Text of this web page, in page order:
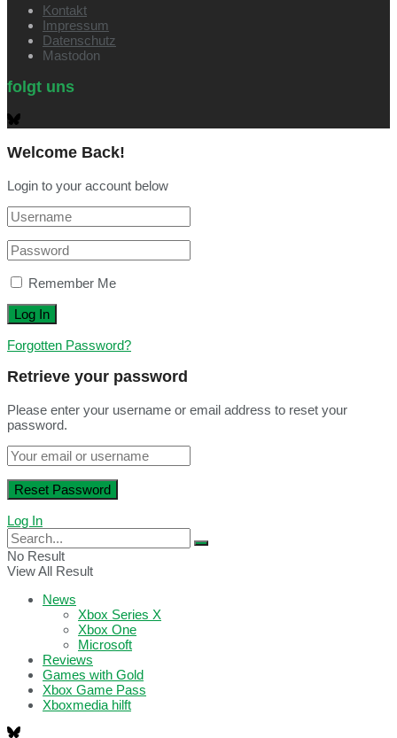
Kontakt
Impressum
Datenschutz
Mastodon
folgt uns
Welcome Back!
Login to your account below
Remember Me
Forgotten Password?
Retrieve your password
Please enter your username or email address to reset your
password.
Log In
No Result
View All Result
News
Xbox Series X
Xbox One
Microsoft
Reviews
Games with Gold
Xbox Game Pass
Xboxmedia hilft